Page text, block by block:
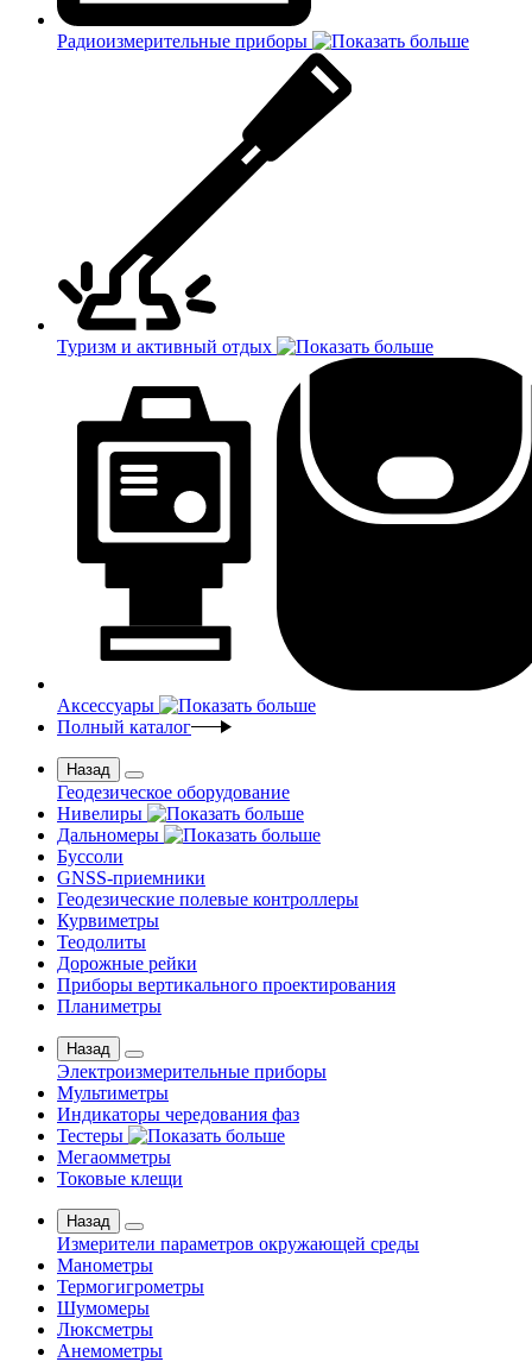
Радиоизмерительные приборы
Туризм и активный отдых
Аксессуары
Полный каталог
Назад
Геодезическое оборудование
Нивелиры
Дальномеры
Буссоли
GNSS-приемники
Геодезические полевые контроллеры
Курвиметры
Теодолиты
Дорожные рейки
Приборы вертикального проектирования
Планиметры
Назад
Электроизмерительные приборы
Мультиметры
Индикаторы чередования фаз
Тестеры
Мегаомметры
Токовые клещи
Назад
Измерители параметров окружающей среды
Манометры
Термогигрометры
Шумомеры
Люксметры
Анемометры